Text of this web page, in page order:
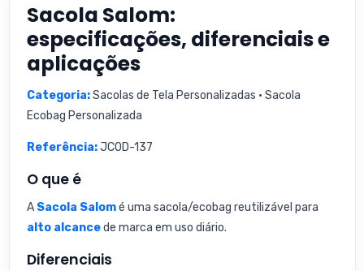
Sacola Salom:
especificações, diferenciais e
aplicações
Categoria:Sacolas de Tela Personalizadas • Sacola
Ecobag Personalizada
Referência:JCOD-137
O que é
A Sacola Salomé uma sacola/ecobag reutilizável para
alto alcancede marca em uso diário.
Diferenciais